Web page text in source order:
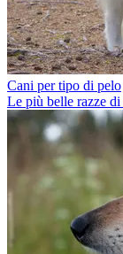
Cani per tipo di pelo
Le più belle razze